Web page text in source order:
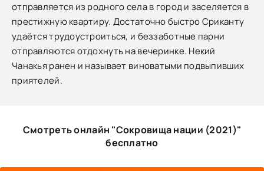
отправляется из родного села в город и заселяется в
престижную квартиру. Достаточно быстро Сриканту
удаётся трудоустроиться, и беззаботные парни
отправляются отдохнуть на вечеринке. Некий
Чанакья ранен и называет виноватыми подвыпивших
приятелей.
Смотреть онлайн "Сокровища нации (2021)"
бесплатно